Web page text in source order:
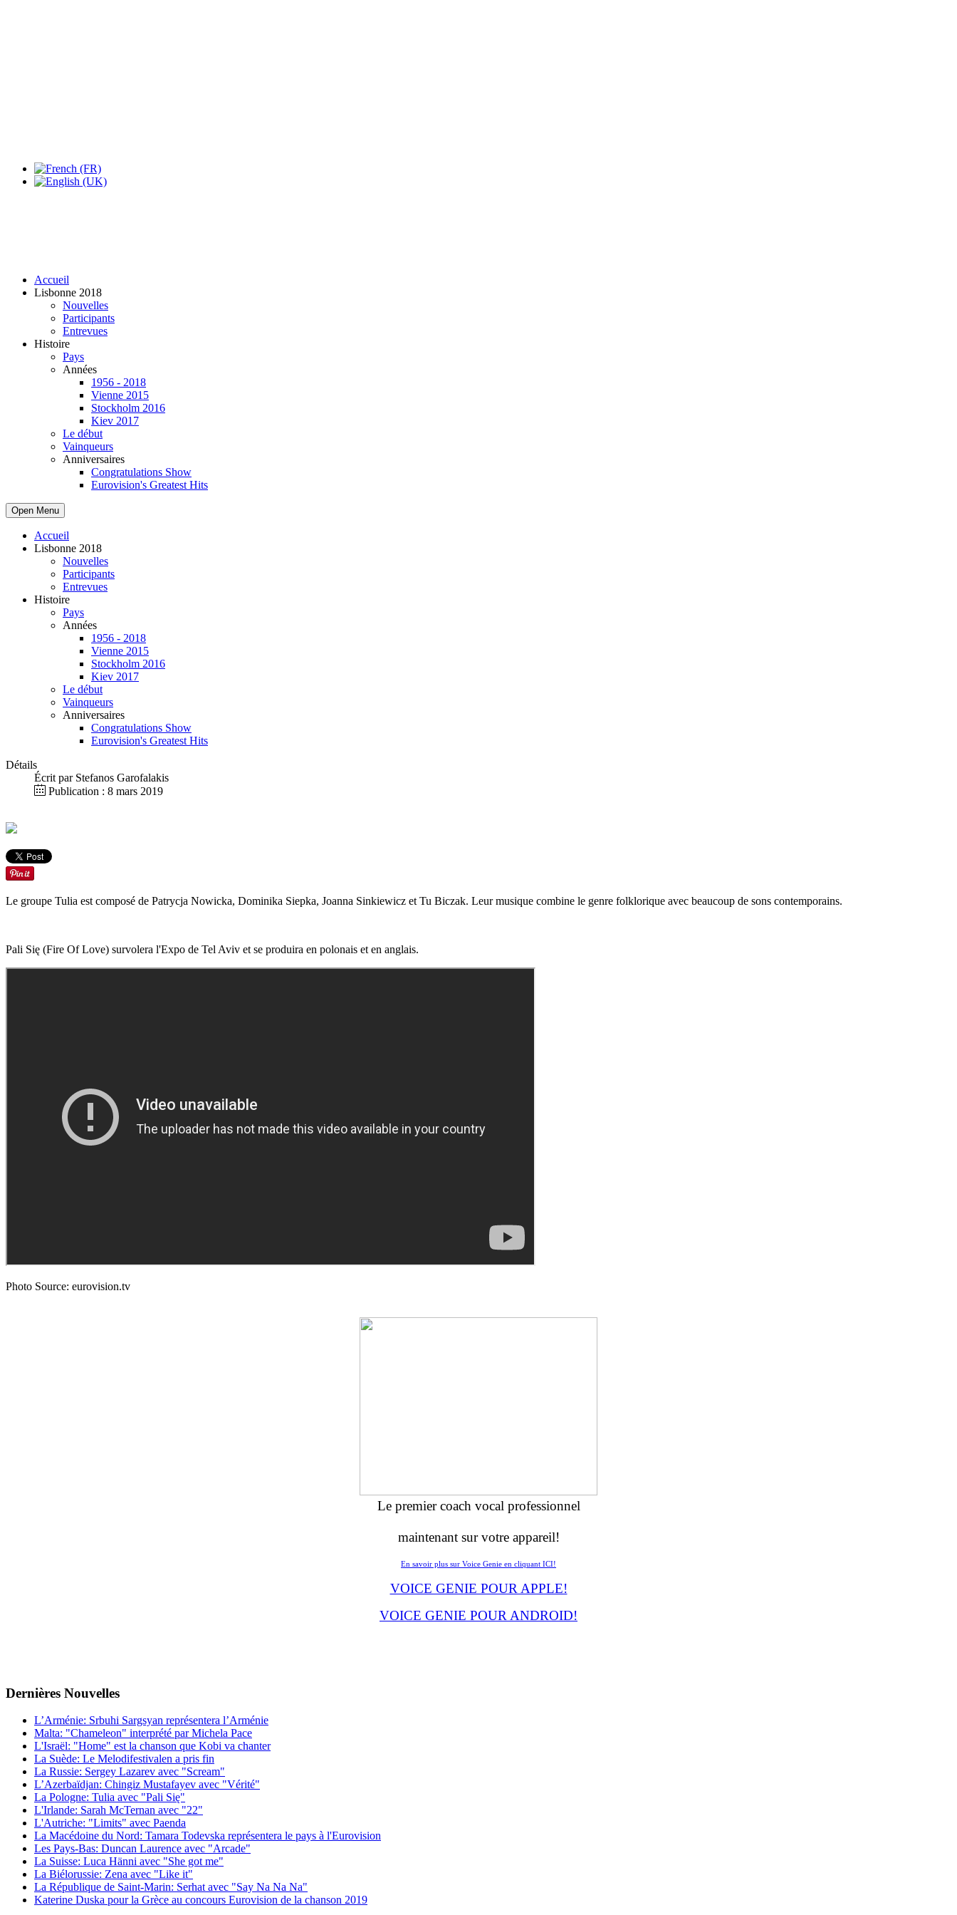
Accueil
Lisbonne 2018
Nouvelles
Participants
Entrevues
Histoire
Pays
Années
1956 - 2018
Vienne 2015
Stockholm 2016
Kiev 2017
Le début
Vainqueurs
Anniversaires
Congratulations Show
Eurovision's Greatest Hits
Open Menu
Accueil
Lisbonne 2018
Nouvelles
Participants
Entrevues
Histoire
Pays
Années
1956 - 2018
Vienne 2015
Stockholm 2016
Kiev 2017
Le début
Vainqueurs
Anniversaires
Congratulations Show
Eurovision's Greatest Hits
Détails
Écrit par Stefanos Garofalakis
Publication : 8 mars 2019
Le groupe Tulia est composé de Patrycja Nowicka, Dominika Siepka, Joanna Sinkiewicz et Tu Biczak. Leur musique combine le genre folklorique avec beaucoup de sons contemporains.
Pali Się (Fire Of Love) survolera l'Expo de Tel Aviv et se produira en polonais et en anglais.
Photo Source: eurovision.tv
Le premier coach vocal professionnel
maintenant sur votre appareil!
En savoir plus sur Voice Genie en cliquant ICI!
VOICE GENIE POUR APPLE!
VOICE GENIE POUR ANDROID!
Dernières Νouvelles
L’Arménie: Srbuhi Sargsyan représentera l’Arménie
Malta: "Chameleon" interprété par Michela Pace
L'Israël: "Home" est la chanson que Kobi va chanter
La Suède: Le Melodifestivalen a pris fin
La Russie: Sergey Lazarev avec "Scream"
L’Azerbaïdjan: Chingiz Mustafayev avec "Vérité"
La Pologne: Tulia avec "Pali Się"
L'Irlande: Sarah McTernan avec "22"
L'Autriche: "Limits" avec Paenda
La Macédoine du Nord: Tamara Todevska représentera le pays à l'Eurovision
Les Pays-Bas: Duncan Laurence avec "Arcade"
La Suisse: Luca Hänni avec "She got me"
La Biélorussie: Zena avec "Like it"
La République de Saint-Marin: Serhat avec "Say Na Na Na"
Katerine Duska pour la Grèce au concours Eurovision de la chanson 2019